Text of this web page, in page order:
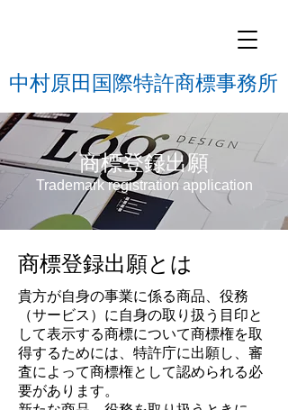
中村原田国際特許商標事務所
商標登録出願
Trademark registration application
商標登録出願とは
貴方が自身の事業に係る商品、役務
（サービス）に自身の取り扱う目印と
して表示する商標について商標権を取
得するためには、特許庁に出願し、審
査によって商標権として認められる必
要があります。